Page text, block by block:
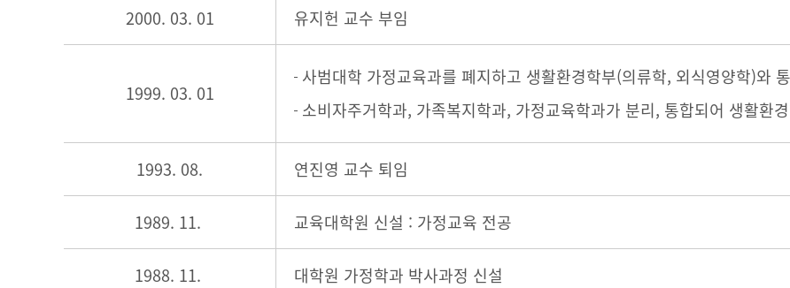
2000. 03. 01 유지헌 교수 부임
1999. 03. 01
사범대학 가정교육과를 폐지하고 생활환경학부(의류학, 외식영양학)와
소비자주거학과, 가족복지학과, 가정교육학과가 분리, 통합되어 생활환
1993. 08. 연진영 교수 퇴임
1989. 11. 교육대학원 신설 : 가정교육 전공
1988. 11. 대학원 가정학과 박사과정 신설